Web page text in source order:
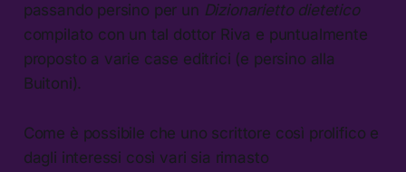
passando persino per un Dizionarietto dietetico
compilato con un tal dottor Riva e puntualmente
proposto a varie case editrici (e persino alla
Buitoni).
Come è possibile che uno scrittore così prolifico e
dagli interessi così vari sia rimasto